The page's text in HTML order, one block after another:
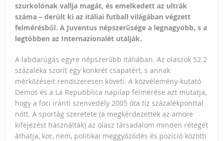
szurkolónak vallja magát, és emelkedett az ultrák
száma – derült ki az itáliai futball világában végzett
felmérésből. A Juventus népszerűsége a legnagyobb, s a
legtöbben az Internazionalét utálják.
A labdarúgás egyre népszerűbb Itáliában. Az olaszok 52.2
százaléka szorít egy konkrét csapatért, s annak
mérkőzéseit rendszeresen követi. A közvélemény-kutató
Demos és a La Repubblica napilap felmérése azt mutatja,
hogy a foci iránti szenvedély 2005 óta tíz százalékponttal
nőtt. A sportág szeretete (a megkérdezettek az amore
kifejezést használták) az olasz társadalom minden rétegét
áthatja, kor, nem, politikai meggyőződés és pozíció közötti